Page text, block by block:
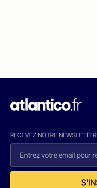
RECEVEZ NOTRE NEWSLETTER